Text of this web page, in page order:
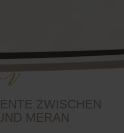
ZWISCHEN
MERAN